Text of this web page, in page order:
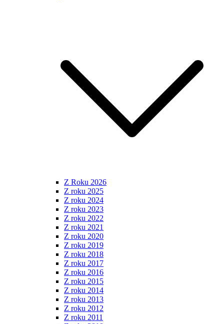
Z Roku 2026
Z roku 2025
Z roku 2024
Z roku 2023
Z roku 2022
Z roku 2021
Z roku 2020
Z roku 2019
Z roku 2018
Z roku 2017
Z roku 2016
Z roku 2015
Z roku 2014
Z roku 2013
Z roku 2012
Z roku 2011